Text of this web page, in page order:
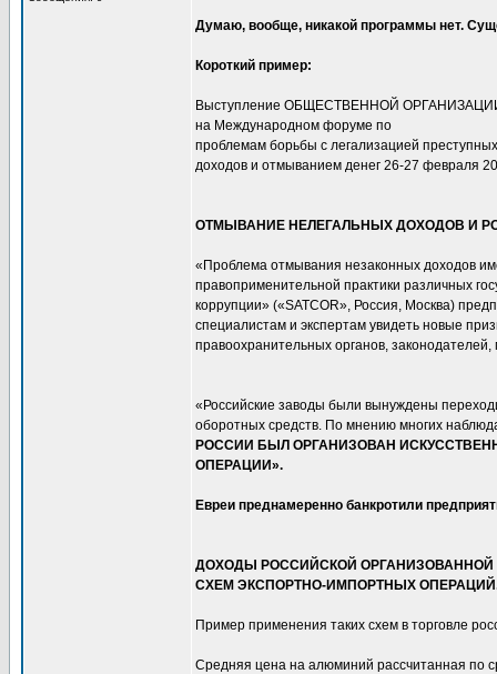
Думаю, вообще, никакой программы нет.
Короткий пример:
Выступление ОБЩЕCТВЕННОЙ
на Международном форуме по
проблемам борьбы с легализацией преступных
доходов и отмыванием денег 26-27 февраля
ОТМЫВАНИЕ НЕЛЕГАЛЬНЫХ ДОХОДОВ И
«Проблема отмывания незаконных доходов
правоприменительной практики различных
коррупции» («SATCOR», Россия, Москва)
специалистам и экспертам увидеть новые
правоохранительных органов,
«Российские заводы были вынуждены
оборотных средств. По мнению многих
РОССИИ БЫЛ ОРГАНИЗОВАН
ОПЕРАЦИИ».
Евреи преднамеренно банкротили
ДОХОДЫ РОССИЙСКОЙ
СХЕМ ЭКСПОРТНО-ИМПОРТНЫХ
Пример применения таких схем в торговле
Средняя цена на алюминий рассчитанная по